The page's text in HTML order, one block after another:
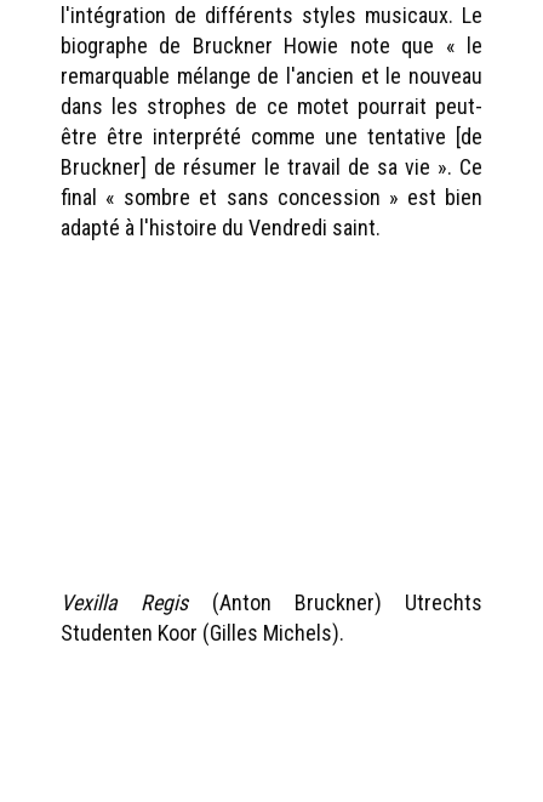
l'intégration de différents styles musicaux. Le
biographe de Bruckner Howie note que « le
remarquable mélange de l'ancien et le nouveau
dans les strophes de ce motet pourrait peut-
être être interprété comme une tentative [de
Bruckner] de résumer le travail de sa vie ». Ce
final « sombre et sans concession » est bien
adapté à l'histoire du Vendredi saint.
Vexilla Regis(Anton Bruckner) Utrechts
Studenten Koor (Gilles Michels).